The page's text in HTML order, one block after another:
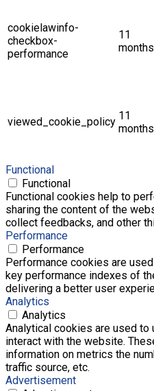
cookielawinfo-
checkbox-
performance
11
months
viewed_cookie_policy 11
months
Functional
Functional
Functional cookies help to
sharing the content of the
collect feedbacks, and other
Performance
Performance
Performance cookies are
key performance indexes of
delivering a better user
Analytics
Analytics
Analytical cookies are used to
interact with the website.
information on metrics the
traffic source, etc.
Advertisement